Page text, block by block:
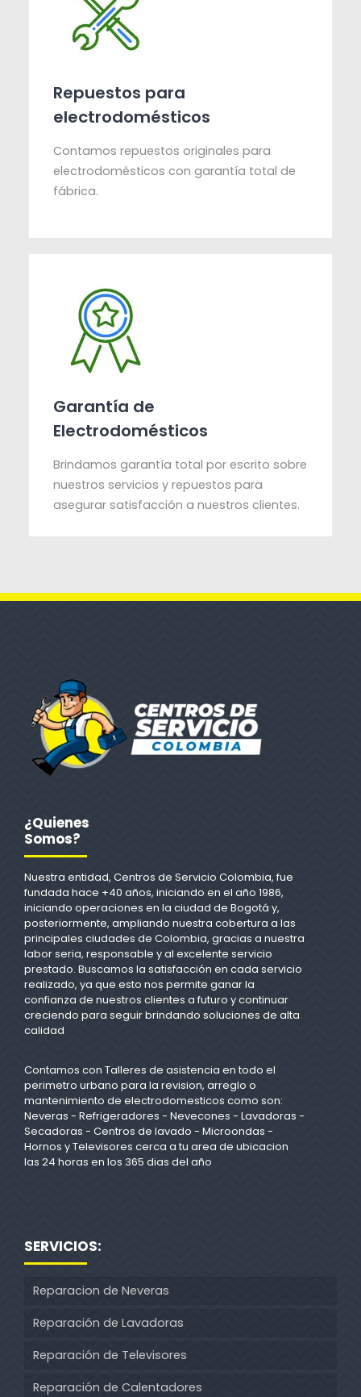
Repuestos para
electrodomésticos
Contamos repuestos originales para
electrodomésticos con garantía total de
fábrica.
Garantía de
Electrodomésticos
Brindamos garantía total por escrito sobre
nuestros servicios y repuestos para
asegurar satisfacción a nuestros clientes.
¿Quienes
Somos?
Nuestra entidad, Centros de Servicio Colombia, fue
fundada hace +40 años, iniciando en el año 1986,
iniciando operaciones en la ciudad de Bogotá y,
posteriormente, ampliando nuestra cobertura a las
principales ciudades de Colombia, gracias a nuestra
labor seria, responsable y al excelente servicio
prestado. Buscamos la satisfacción en cada servicio
realizado, ya que esto nos permite ganar la
confianza de nuestros clientes a futuro y continuar
creciendo para seguir brindando soluciones de alta
calidad
Contamos con Talleres de asistencia en todo el
perimetro urbano para la revision, arreglo o
mantenimiento de electrodomesticos como son:
Neveras - Refrigeradores - Nevecones - Lavadoras -
Secadoras - Centros de lavado - Microondas -
Hornos y Televisores cerca a tu area de ubicacion
las 24 horas en los 365 dias del año
SERVICIOS:
Reparacion de Neveras
Reparación de Lavadoras
Reparación de Televisores
Reparación de Calentadores